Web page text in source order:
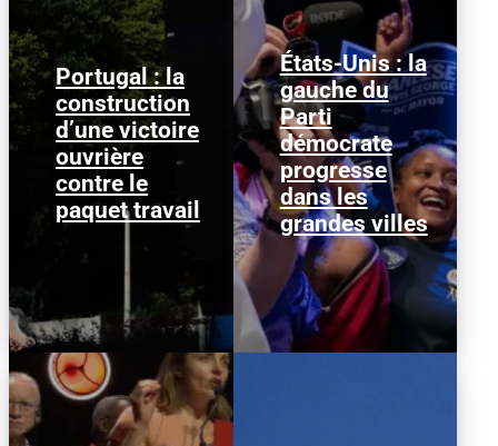
Portugal : la
construction
d’une victoire
ouvrière
contre le
paquet travail
Le gouvernement
PSD/CDS a perdu. Son
paquet travail a été
rejeté le 19 juin 2026 à
l’Assemblée de...
États-Unis : la
gauche du
Parti
démocrate
progresse
dans les
grandes villes
Janeese Lewis George a
remporté la primaire
démocrate pour la
mairie de Washington
D.C., ce qui...